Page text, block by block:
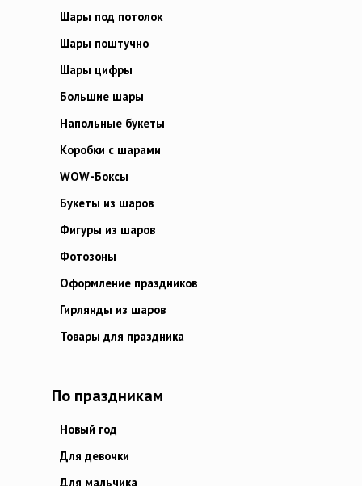
Шары под потолок
Шары поштучно
Шары цифры
Большие шары
Напольные букеты
Коробки с шарами
WOW-Боксы
Букеты из шаров
Фигуры из шаров
Фотозоны
Оформление праздников
Гирлянды из шаров
Товары для праздника
По праздникам
Новый год
Для девочки
Для мальчика